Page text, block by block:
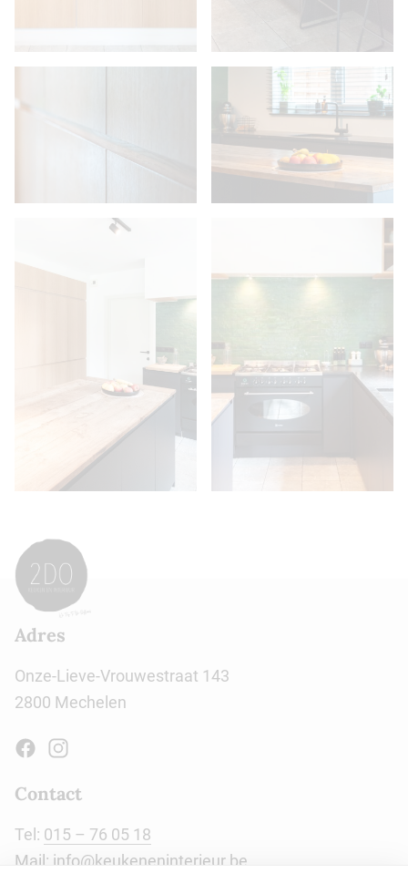
Adres
Onze-Lieve-Vrouwestraat 143
2800 Mechelen
Contact
Tel: 015 – 76 05 18
Mail: info@keukeneninterieur.be